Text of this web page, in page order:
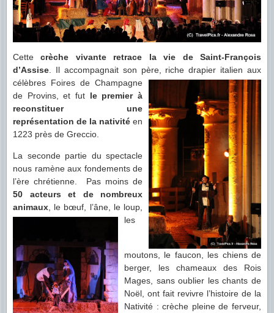
Cettecrèche vivante retrace la vie de Saint-François
d’Assise . Il accompagnait son père, riche drapier italien aux
célèbres Foires de Champagne
de Provins, et fut le premier à
reconstituer une
représentation de la nativité en
1223 près de Greccio.
La seconde partie du spectacle
nous ramène aux fondements de
l’ère chrétienne. Pas moins de
50 acteurs et de nombreux
animaux , le bœuf, l’âne, le loup,
les
moutons, le faucon, les chiens de
berger, les chameaux des Rois
Mages, sans oublier les chants de
Noël, ont fait revivre l’histoire de la
Nativité : crèche pleine de ferveur,